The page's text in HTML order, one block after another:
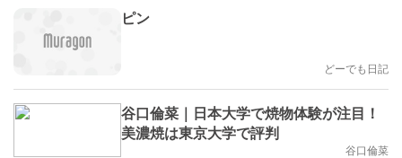
ピン
どーでも日記
谷口倫菜｜日本大学で焼物体験が注目！
美濃焼は東京大学で評判
谷口倫菜